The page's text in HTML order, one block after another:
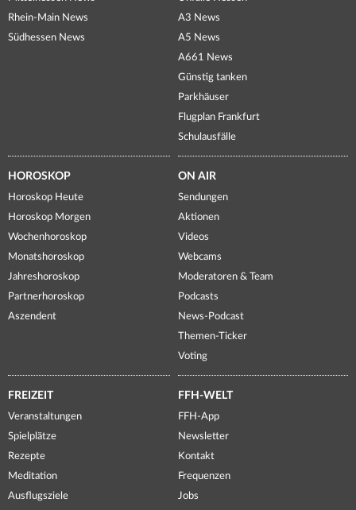
Rhein-Main News
Südhessen News
A3 News
A5 News
A661 News
Günstig tanken
Parkhäuser
Flugplan Frankfurt
Schulausfälle
HOROSKOP
Horoskop Heute
Horoskop Morgen
Wochenhoroskop
Monatshoroskop
Jahreshoroskop
Partnerhoroskop
Aszendent
ON AIR
Sendungen
Aktionen
Videos
Webcams
Moderatoren & Team
Podcasts
News-Podcast
Themen-Ticker
Voting
FREIZEIT
Veranstaltungen
Spielplätze
Rezepte
Meditation
Ausflugsziele
FFH-WELT
FFH-App
Newsletter
Kontakt
Frequenzen
Jobs